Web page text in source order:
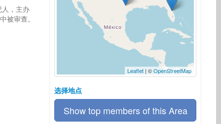
，主办
被审查。
Leaflet| ©OpenStreetMap
选择地点
Show top members of this Area